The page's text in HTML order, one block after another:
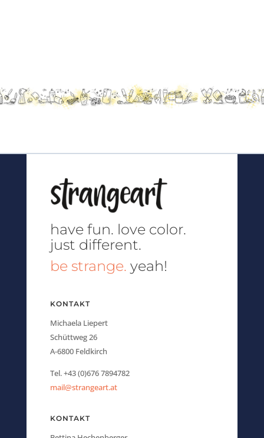
have fun. love color.
just different.
be strange. yeah!
KONTAKT
Michaela Liepert
Schüttweg 26
A-6800 Feldkirch
Tel. +43 (0)676 7894782
mail@strangeart.at
KONTAKT